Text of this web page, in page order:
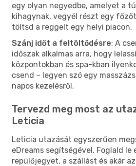
egy olyan negyedbe, amelyet a
kihagynak, vegyél részt egy
töltsd a reggelt egy helyi piacon.
Szánj időt a feltöltődésre: A
időszak alkalmas arra, hogy
központokban és spa-kban
csend – legyen szó egy
napos kezelésről.
Tervezd meg most az
Leticia
Leticia utazását egyszerűen
eDreams segítségével. Foglald le
repülőjegyet, a szállást és akár